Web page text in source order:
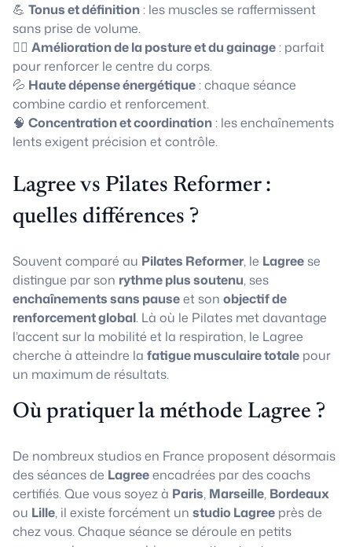
💪 Tonus et définition: les muscles se raffermissent
sans prise de volume.
🧘‍♀️ Amélioration de la posture et du gainage: parfait
pour renforcer le centre du corps.
💦 Haute dépense énergétique: chaque séance
combine cardio et renforcement.
🧠 Concentration et coordination: les enchaînements
lents exigent précision et contrôle.
Lagree vs Pilates Reformer :
quelles différences ?
Souvent comparé au Pilates Reformer, le Lagree se
distingue par son rythme plus soutenu, ses
enchaînements sans pauseet son objectif de
renforcement global. Là où le Pilates met davantage
l’accent sur la mobilité et la respiration, le Lagree
cherche à atteindre la fatigue musculaire totale pour
un maximum de résultats.
Où pratiquer la méthode Lagree ?
De nombreux studios en France proposent désormais
des séances de Lagreeencadrées par des coachs
certifiés. Que vous soyez à Paris, Marseille, Bordeaux
ou Lille, il existe forcément un studio Lagree près de
chez vous. Chaque séance se déroule en petits